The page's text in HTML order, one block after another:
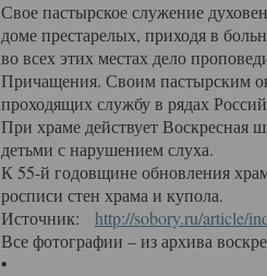
Свое пастырское служение
доме престарелых, приходя в
во всех этих местах дело
Причащения. Своим пастырским
проходящих службу в рядах
При храме действует Воскресная
детьми с нарушением слуха.
К 55-й годовщине обновления
росписи стен храма и купола.
Источник: http://sobory.ru/article/
Все фотографии – из архива
•